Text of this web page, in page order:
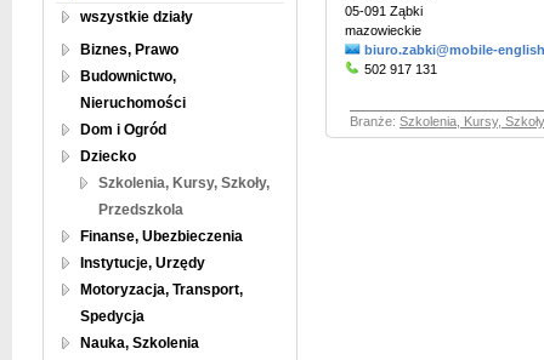
wszystkie działy
Biznes, Prawo
Budownictwo,
Nieruchomości
Dom i Ogród
Dziecko
Szkolenia, Kursy, Szkoły,
Przedszkola
Finanse, Ubezbieczenia
Instytucje, Urzędy
Motoryzacja, Transport,
Spedycja
Nauka, Szkolenia
05-091 Ząbki
mazowieckie
biuro.zabki@mobile-
502 917 131
Branże: Szkolenia, Kursy,